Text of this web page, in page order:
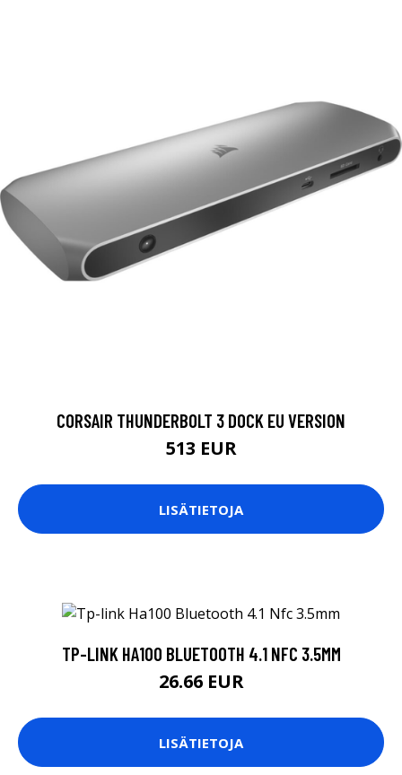
CORSAIR THUNDERBOLT 3 DOCK EU VERSION
513 EUR
LISÄTIETOJA
TP-LINK HA100 BLUETOOTH 4.1 NFC 3.5MM
26.66 EUR
LISÄTIETOJA